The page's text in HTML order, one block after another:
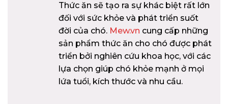
Thức ăn sẽ tạo ra sự khác biệt rất lớn
đối với sức khỏe và phát triển suốt
đời của chó. Mew.vn cung cấp những
sản phẩm thức ăn cho chó được phát
triển bởi nghiên cứu khoa học, với các
lựa chọn giúp chó khỏe mạnh ở mọi
lứa tuổi, kích thước và nhu cầu.